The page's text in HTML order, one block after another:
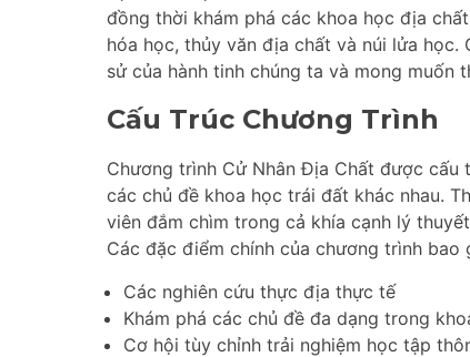
đồng thời khám phá các khoa học địa
hóa học, thủy văn địa chất và núi lửa
sử của hành tinh chúng ta và mong
Cấu Trúc Chương Trình
Chương trình Cử Nhân Địa Chất được
các chủ đề khoa học trái đất khác nhau.
viên đắm chìm trong cả khía cạnh lý
Các đặc điểm chính của chương trình bao
Các nghiên cứu thực địa thực tế
Khám phá các chủ đề đa dạng trong
Cơ hội tùy chỉnh trải nghiệm học tập